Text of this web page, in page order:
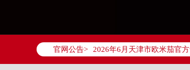
官网公告>
2026年6月天津市欧米茄官
2026年6月欧米茄售后服务
天津市和平区赤峰道136号